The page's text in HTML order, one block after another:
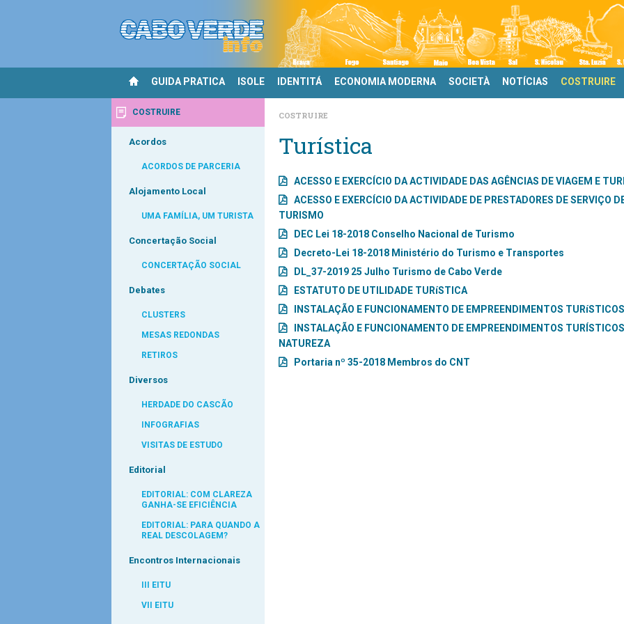
GUIDA PRATICA ISOLE IDENTITÁ ECONOMIA MODERNA SOCIETÀ NOTÍCIAS COSTRUIRE
COSTRUIRE
Acordos
ACORDOS DE PARCERIA
Alojamento Local
UMA FAMÍLIA, UM TURISTA
Concertação Social
CONCERTAÇÃO SOCIAL
Debates
CLUSTERS
MESAS REDONDAS
RETIROS
Diversos
HERDADE DO CASCÃO
INFOGRAFIAS
VISITAS DE ESTUDO
Editorial
EDITORIAL: COM CLAREZA
GANHA-SE EFICIÊNCIA
EDITORIAL: PARA QUANDO A
REAL DESCOLAGEM?
Encontros Internacionais
III EITU
VII EITU
COSTRUIRE
Turística
ACESSO E EXERCÍCIO DA ACTIVIDADE DAS AGÊNCIAS DE VIAGEM E
ACESSO E EXERCÍCIO DA ACTIVIDADE DE PRESTADORES DE SERVIÇO
TURISMO
DEC Lei 18-2018 Conselho Nacional de Turismo
Decreto-Lei 18-2018 Ministério do Turismo e Transportes
DL_37-2019 25 Julho Turismo de Cabo Verde
ESTATUTO DE UTILIDADE TURíSTICA
INSTALAÇÃO E FUNCIONAMENTO DE EMPREENDIMENTOS TURíSTICOS
INSTALAÇÃO E FUNCIONAMENTO DE EMPREENDIMENTOS
NATUREZA
Portaria nº 35-2018 Membros do CNT